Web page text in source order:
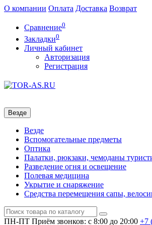
О компании Оплата Доставка Возврат
Сравнение0
Закладки0
Личный кабинет
Авторизация
Регистрация
Везде
Везде
Вспомогательные предметы
Оптика
Палатки, рюкзаки, чемоданы
Разведение огня и освещение
Полевая медицина
Укрытие и снаряжение
Средства перемещения сапы,
ПН-ПТ Приём звонков: с 8:00 до 20:00 +7